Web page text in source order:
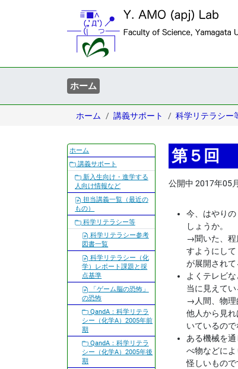
ホーム
ホーム 講義サポート 科学リテラシー
第５回
公開中 2017年05
今、はやり
しょうか。
→聞いた、
すようにし
が展開されて
よくテレビ
当に見えてい
→人間、物
他人から見
いているので
ある機械を
べ物などに
怪しいもの
ナ
ビ
ゲ
ー
シ
ョ
ン
ホーム
講義サポート
新入生向け・進学する
人向け情報など
担当講義一覧（最近の
もの）
科学リテラシー等
科学リテラシー参考
図書一覧
科学リテラシー（化
学）レポート課題と採
点基準
「ゲーム脳の恐怖」
の恐怖
QandA：科学リテラ
シー（化学A）2005年前
期
QandA：科学リテラ
シー（化学A）2005年後
期